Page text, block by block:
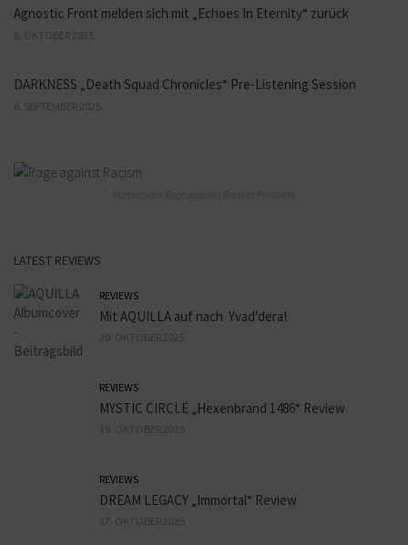
Agnostic Front melden sich mit „Echoes In Eternity“ zurück
DARKNESS „Death Squad Chronicles“ Pre-Listening Session
LATEST REVIEWS
REVIEWS
Mit AQUILLA auf nach Yvad’dera!
REVIEWS
MYSTIC CIRCLE „Hexenbrand 1486“ Review
REVIEWS
DREAM LEGACY „Immortal“ Review